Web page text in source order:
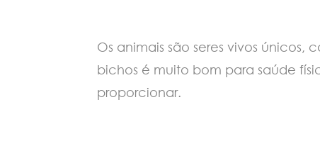
Os animais são seres vivos
bichos é muito bom para saúde
proporcionar.